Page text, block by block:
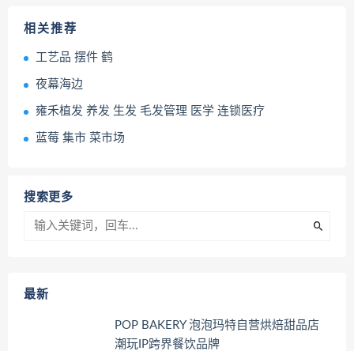
相关推荐
工艺品 摆件 鹤
夜幕海边
雍禾植发 养发 生发 毛发管理 医学 连锁医疗
蓝莓 集市 菜市场
搜索更多
最新
POP BAKERY 泡泡玛特自营烘焙甜品店
潮玩IP跨界餐饮品牌